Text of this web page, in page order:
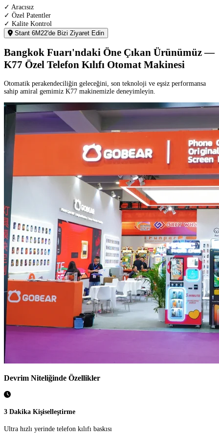
✓ Aracısız
✓ Özel Patentler
✓ Kalite Kontrol
Stant 6M22'de Bizi Ziyaret Edin
Bangkok Fuarı'ndaki Öne Çıkan Ürünümüz —
K77 Özel Telefon Kılıfı Otomat Makinesi
Otomatik perakendeciliğin geleceğini, son teknoloji ve eşsiz performansa
sahip amiral gemimiz K77 makinemizle deneyimleyin.
Devrim Niteliğinde Özellikler
3 Dakika Kişiselleştirme
Ultra hızlı yerinde telefon kılıfı baskısı